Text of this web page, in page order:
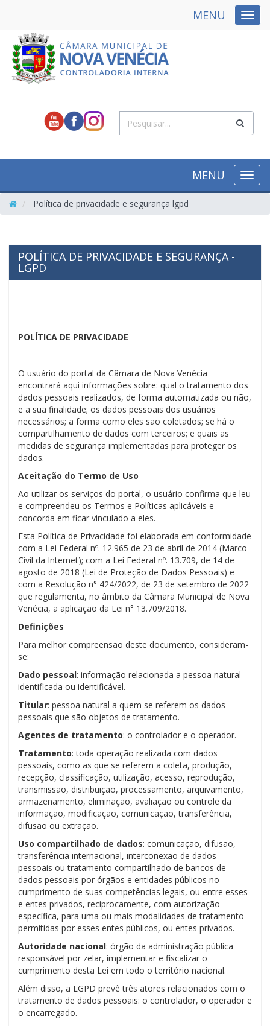
MENU
MENU
Política de privacidade e segurança lgpd
POLÍTICA DE PRIVACIDADE E SEGURANÇA -
LGPD
POLÍTICA DE PRIVACIDADE
O usuário do portal da Câmara de Nova Venécia
encontrará aqui informações sobre: qual o tratamento dos
dados pessoais realizados, de forma automatizada ou não,
e a sua finalidade; os dados pessoais dos usuários
necessários; a forma como eles são coletados; se há o
compartilhamento de dados com terceiros; e quais as
medidas de segurança implementadas para proteger os
dados.
Aceitação do Termo de Uso
Ao utilizar os serviços do portal, o usuário confirma que leu
e compreendeu os Termos e Políticas aplicáveis e
concorda em ficar vinculado a eles.
Esta Política de Privacidade foi elaborada em conformidade
com a Lei Federal nº. 12.965 de 23 de abril de 2014 (Marco
Civil da Internet); com a Lei Federal nº. 13.709, de 14 de
agosto de 2018 (Lei de Proteção de Dados Pessoais) e
com a Resolução n° 424/2022, de 23 de setembro de 2022
que regulamenta, no âmbito da Câmara Municipal de Nova
Venécia, a aplicação da Lei n° 13.709/2018.
Definições
Para melhor compreensão deste documento, consideram-
se:
Dado pessoal: informação relacionada a pessoa natural
identificada ou identificável.
Titular: pessoa natural a quem se referem os dados
pessoais que são objetos de tratamento.
Agentes de tratamento: o controlador e o operador.
Tratamento: toda operação realizada com dados
pessoais, como as que se referem a coleta, produção,
recepção, classificação, utilização, acesso, reprodução,
transmissão, distribuição, processamento, arquivamento,
armazenamento, eliminação, avaliação ou controle da
informação, modificação, comunicação, transferência,
difusão ou extração.
Uso compartilhado de dados: comunicação, difusão,
transferência internacional, interconexão de dados
pessoais ou tratamento compartilhado de bancos de
dados pessoais por órgãos e entidades públicos no
cumprimento de suas competências legais, ou entre esses
e entes privados, reciprocamente, com autorização
específica, para uma ou mais modalidades de tratamento
permitidas por esses entes públicos, ou entes privados.
Autoridade nacional: órgão da administração pública
responsável por zelar, implementar e fiscalizar o
cumprimento desta Lei em todo o território nacional.
Além disso, a LGPD prevê três atores relacionados com o
tratamento de dados pessoais: o controlador, o operador e
o encarregado.